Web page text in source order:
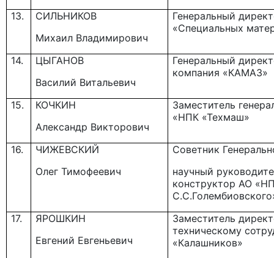
13.
СИЛЬНИКОВ
Михаил Владимирович
Генеральный
«Специальных
14.
ЦЫГАНОВ
Василий Витальевич
Генеральный
компания «КАМАЗ»
15.
КОЧКИН
Александр Викторович
Заместитель
«НПК «Техмаш»
16.
ЧИЖЕВСКИЙ
Олег Тимофеевич
Советник
научный
конструктор АО
17.
ЯРОШКИН
Евгений Евгеньевич
Заместитель
техническому
«Калашников»